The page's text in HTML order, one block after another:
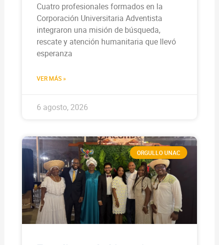
Cuatro profesionales formados en la
Corporación Universitaria Adventista
integraron una misión de búsqueda,
rescate y atención humanitaria que llevó
esperanza
VER MÁS »
6 agosto, 2026
ORGULLO UNAC